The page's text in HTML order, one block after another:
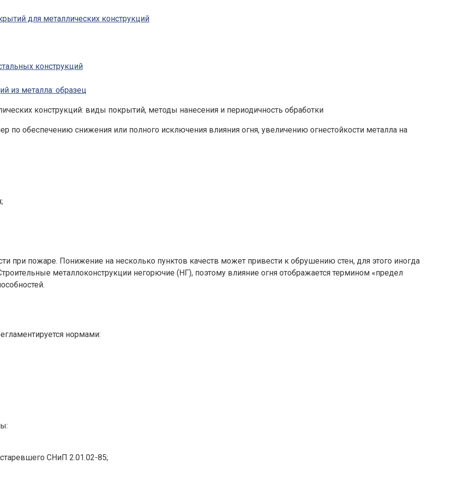
для металлических конструкций
конструкций
из металла: образец
по обеспечению снижения или полного исключения влияния огня, увеличению огнестойкости металла на
при пожаре. Понижение на несколько пунктов качеств может привести к обрушению стен, для этого иногда
металлоконструкции негорючие (НГ), поэтому влияние огня отображается термином «предел
нормами:
СНиП 2.01.02-85;